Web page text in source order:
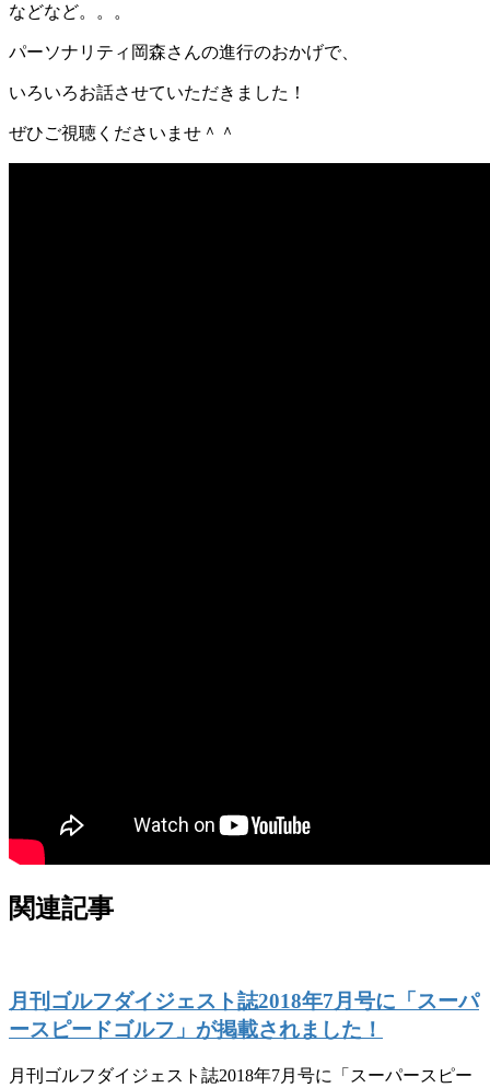
などなど。。。
パーソナリティ岡森さんの進行のおかげで、
いろいろお話させていただきました！
ぜひご視聴くださいませ＾＾
関連記事
月刊ゴルフダイジェスト誌2018年7月号に「スーパ
ースピードゴルフ」が掲載されました！
月刊ゴルフダイジェスト誌2018年7月号に「スーパースピー